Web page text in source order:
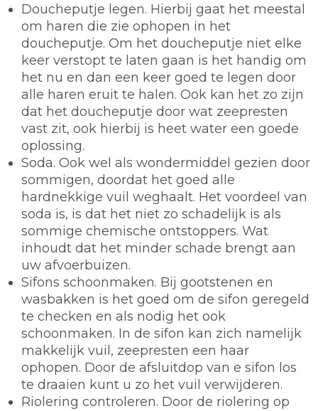
Doucheputje legen. Hierbij gaat het meestal
om haren die zie ophopen in het
doucheputje. Om het doucheputje niet elke
keer verstopt te laten gaan is het handig om
het nu en dan een keer goed te legen door
alle haren eruit te halen. Ook kan het zo zijn
dat het doucheputje door wat zeepresten
vast zit, ook hierbij is heet water een goede
oplossing.
Soda. Ook wel als wondermiddel gezien door
sommigen, doordat het goed alle
hardnekkige vuil weghaalt. Het voordeel van
soda is, is dat het niet zo schadelijk is als
sommige chemische ontstoppers. Wat
inhoudt dat het minder schade brengt aan
uw afvoerbuizen.
Sifons schoonmaken. Bij gootstenen en
wasbakken is het goed om de sifon geregeld
te checken en als nodig het ook
schoonmaken. In de sifon kan zich namelijk
makkelijk vuil, zeepresten een haar
ophopen. Door de afsluitdop van e sifon los
te draaien kunt u zo het vuil verwijderen.
Riolering controleren. Door de riolering op